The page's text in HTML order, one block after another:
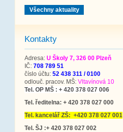
Všechny aktuality
Kontakty
Adresa: U Školy 7, 326 00 Plzeň
IČ: 708 789 51
číslo účtu: 52 438 311 / 0100
odlouč. pracov. MŠ: Vltavínová 10
Tel. OP MŠ : + 420 378 027 006
Tel. ředitelna: + 420 378 027 000
Tel. kancelář ZŠ: +420 378 027 001
Tel. ŠJ :+ 420 378 027 002